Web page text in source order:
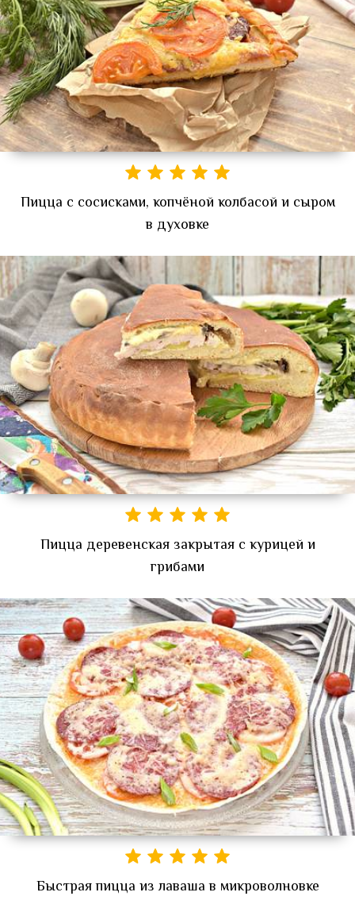
Пицца с сосисками, копчёной колбасой и сыром
в духовке
Пицца деревенская закрытая с курицей и
грибами
Быстрая пицца из лаваша в микроволновке